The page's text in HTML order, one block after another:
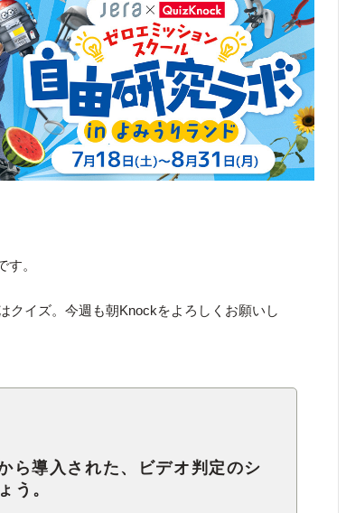
。
クイズ。今週も朝Knockをよろしくお願いし
ら導入された、ビデオ判定のシ
う。